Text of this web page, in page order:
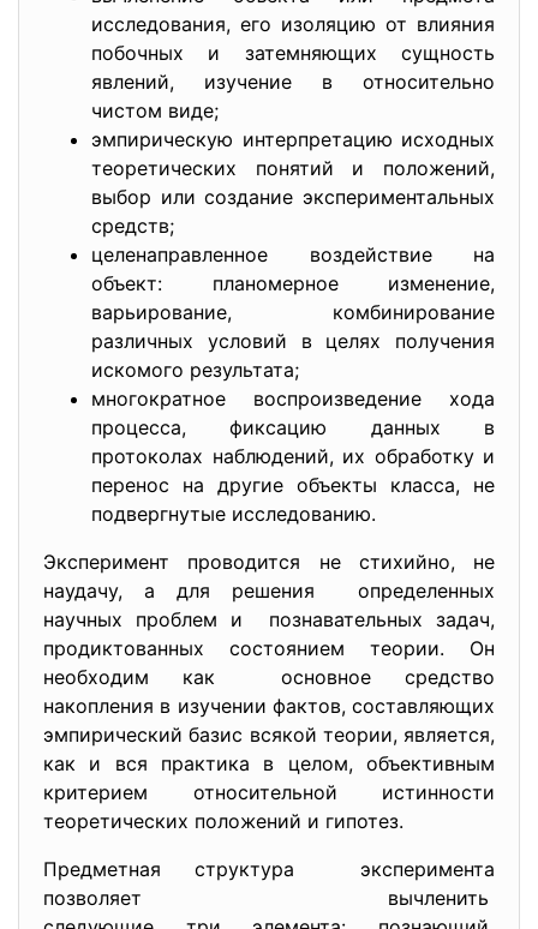
исследования, его изоляцию от влияния
побочных и затемняющих сущность
явлений, изучение в относительно
чистом виде;
эмпирическую интерпретацию исходных
теоретических понятий и положений,
выбор или создание экспериментальных
средств;
целенаправленное воздействие на
объект: планомерное изменение,
варьирование, комбинирование
различных условий в целях получения
искомого результата;
многократное воспроизведение хода
процесса, фиксацию данных в
протоколах наблюдений, их обработку и
перенос на другие объекты класса, не
подвергнутые исследованию.
Эксперимент проводится не стихийно, не
наудачу, а для решения определенных
научных проблем и познавательных задач,
продиктованных состоянием теории. Он
необходим как основное средство
накопления в изучении фактов, составляющих
эмпирический базис всякой теории, является,
как и вся практика в целом, объективным
критерием относительной истинности
теоретических положений и гипотез.
Предметная структура эксперимента
позволяет вычленить